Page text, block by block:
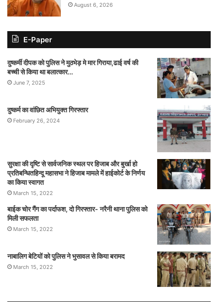
August 6, 2026
E-Paper
दुष्कर्मी दीपक को पुलिस ने मुठभेड़ मे मार गिराया,ढाई वर्ष की
बच्ची से किया था बलात्कार…
June 7, 2025
दुष्कर्म का वांछित अभियुक्त गिरफ्तार
February 26, 2024
सुरक्षा की दृष्टि से सार्वजनिक स्थल पर हिजाब और बुर्खा हो
प्रतिबन्धितहिन्दू महासभा ने हिजाब मामले में हाईकोर्ट के निर्णय
का किया स्वागत
March 15, 2022
बाईक चोर गैंग का पर्दाफश, दो गिरफ्तार- नरैनी थाना पुलिस को
मिली सफलता
March 15, 2022
नाबालिग बेटियों को पुलिस ने भुसावल से किया बरामद
March 15, 2022